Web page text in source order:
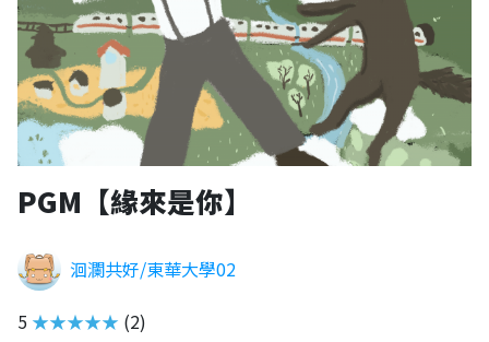
PGM【緣來是你】
洄瀾共好/東華大學02
5 ★★★★★ (2)